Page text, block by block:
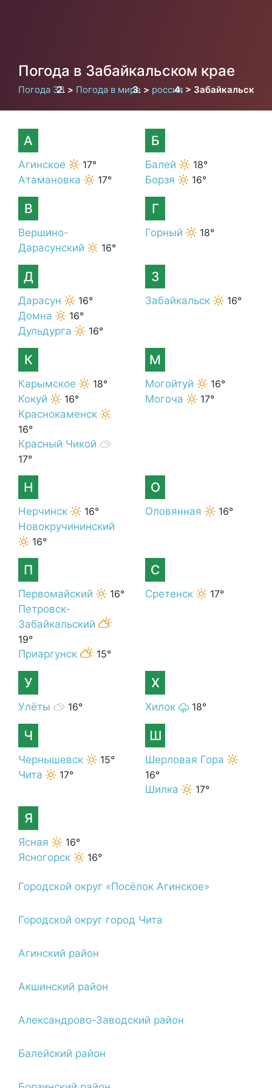
Погода в Забайкальском крае
Погода 33 Погода в мире россия Забайкальский
А
Агинское
17°
Атамановка
17°
Б
Балей
18°
Борзя
16°
В
Вершино-
Дарасунский
16°
Г
Горный 18°
Д
Дарасун
16°
Домна
16°
Дульдурга
16°
З
Забайкальск 16°
К
Карымское
18°
Кокуй
16°
Краснокаменск
16°
Красный Чикой
17°
М
Могойтуй
16°
Могоча
17°
Н
Нерчинск
16°
Новокручининский
16°
О
Оловянная 16°
П
Первомайский
16°
Петровск-
Забайкальский
19°
Приаргунск
15°
С
Сретенск 17°
У
Улёты 16°
Х
Хилок 18°
Ч
Чернышевск
15°
Чита
17°
Ш
Шерловая Гора
16°
Шилка
17°
Я
Ясная
16°
Ясногорск
16°
Городской округ «Посёлок Агинское»
Городской округ город Чита
Агинский район
Акшинский район
Александрово-Заводский район
Балейский район